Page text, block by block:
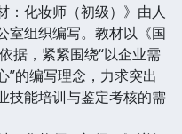
化妆师（初级）》由人
室组织编写。教材以《国
据，紧紧围绕“以企业需
”的编写理念，力求突出
技能培训与鉴定考核的需